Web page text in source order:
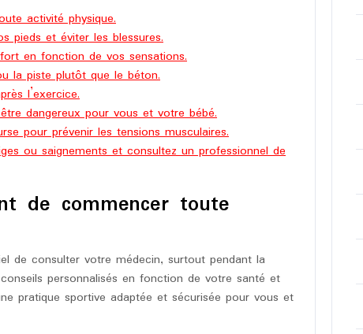
activité physique.
pieds et éviter les blessures.
en fonction de vos sensations.
la piste plutôt que le béton.
l’exercice.
dangereux pour vous et votre bébé.
pour prévenir les tensions musculaires.
ou saignements et consultez un professionnel de
de commencer toute
de consulter votre médecin, surtout pendant la
personnalisés en fonction de votre santé et
pratique sportive adaptée et sécurisée pour vous et